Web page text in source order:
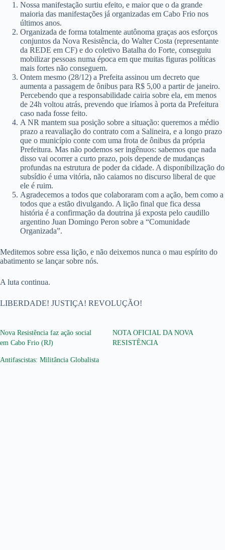
Nossa manifestação surtiu efeito, e maior que o da grande
maioria das manifestações já organizadas em Cabo Frio nos
últimos anos.
Organizada de forma totalmente autônoma graças aos esforços
conjuntos da Nova Resistência, do Walter Costa (representante
da REDE em CF) e do coletivo Batalha do Forte, conseguiu
mobilizar pessoas numa época em que muitas figuras políticas
mais fortes não conseguem.
Ontem mesmo (28/12) a Prefeita assinou um decreto que
aumenta a passagem de ônibus para R$ 5,00 a partir de janeiro.
Percebendo que a responsabilidade cairia sobre ela, em menos
de 24h voltou atrás, prevendo que iríamos à porta da Prefeitura
caso nada fosse feito.
A NR mantem sua posição sobre a situação: queremos a médio
prazo a reavaliação do contrato com a Salineira, e a longo prazo
que o município conte com uma frota de ônibus da própria
Prefeitura. Mas não podemos ser ingênuos: sabemos que nada
disso vai ocorrer a curto prazo, pois depende de mudanças
profundas na estrutura de poder da cidade. A disponibilização do
subsídio é uma vitória, não caiamos no discurso liberal de que
ele é ruim.
Agradecemos a todos que colaboraram com a ação, bem como a
todos que a estão divulgando. A lição final que fica dessa
história é a confirmação da doutrina já exposta pelo caudillo
argentino Juan Domingo Peron sobre a “Comunidade
Organizada”.
Meditemos sobre essa lição, e não deixemos nunca o mau espírito do
abatimento se lançar sobre nós.
A luta continua.
LIBERDADE! JUSTIÇA! REVOLUÇÃO!
Nova Resistência faz ação social
em Cabo Frio (RJ)
NOTA OFICIAL DA NOVA
RESISTÊNCIA
Antifascistas: Militância Globalista